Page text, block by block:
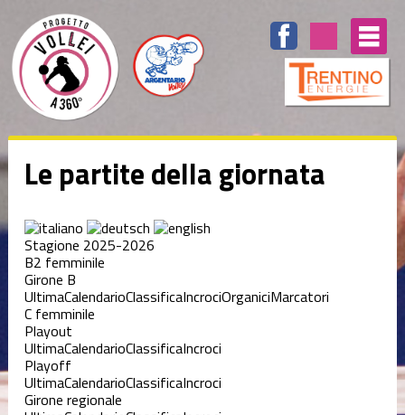
Le partite della giornata
Stagione 2025-2026
B2 femminile
Girone B
UltimaCalendarioClassificaIncrociOrganiciMarcatori
C femminile
Playout
UltimaCalendarioClassificaIncroci
Playoff
UltimaCalendarioClassificaIncroci
Girone regionale